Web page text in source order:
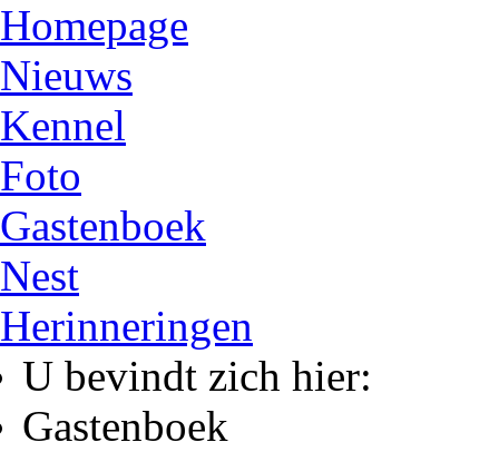
Homepage
Nieuws
Kennel
Foto
Gastenboek
Nest
Herinneringen
U bevindt zich hier:
Gastenboek